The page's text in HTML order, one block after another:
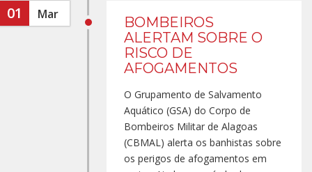
01 Mar
BOMBEIROS
ALERTAM SOBRE O
RISCO DE
AFOGAMENTOS
O Grupamento de Salvamento
Aquático (GSA) do Corpo de
Bombeiros Militar de Alagoas
(CBMAL) alerta os banhistas sobre
os perigos de afogamentos em